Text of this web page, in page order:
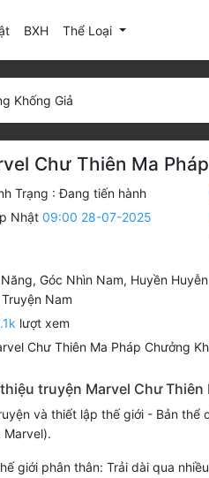
(current)
BXH Thể Loại
Khống Giả
Chư Thiên Ma
Trạng :Đang tiến hành
Nhật 09:00 28-07-2025
, Góc Nhìn Nam, Huyền Huyễn
Truyện Nam
lượt xem
Chư Thiên Ma Pháp Chưởng
truyện Marvel Chư
và thiết lập thế giới - Bản thể
Marvel).
giới phân thân: Trải dài qua